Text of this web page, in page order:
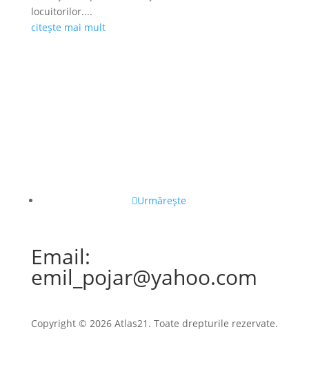
locuitorilor....
citește mai mult
Urmărește
Email:
emil_pojar@yahoo.com
Copyright © 2026 Atlas21. Toate drepturile rezervate.